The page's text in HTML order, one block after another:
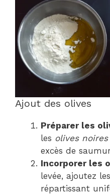
Ajout des olives
Préparer les
les olives noires
excès de
Incorporer les
levée, ajoutez
répartissant